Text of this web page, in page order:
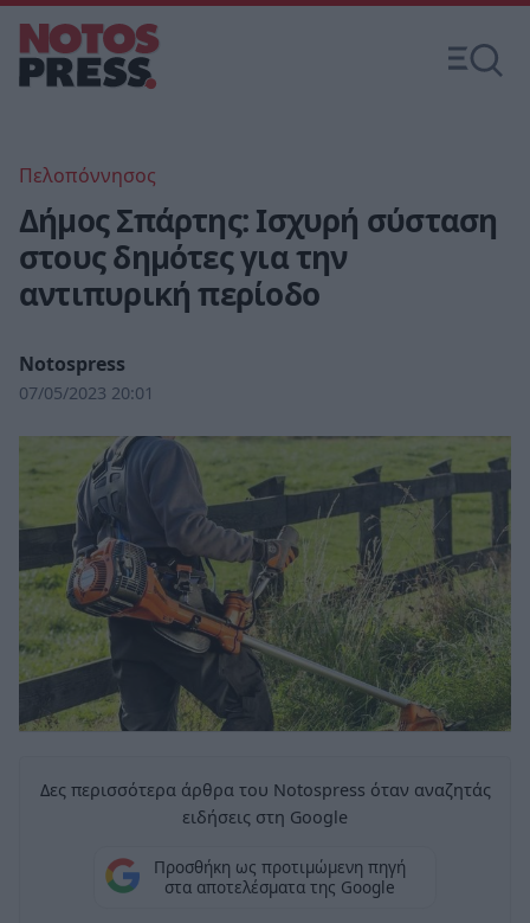
Πελοπόννησος
Δήμος Σπάρτης: Ισχυρή σύσταση
στους δημότες για την
αντιπυρική περίοδο
Notospress
07/05/2023 20:01
Δες περισσότερα άρθρα του Notospress όταν αναζητάς
ειδήσεις στη Google
Προσθήκη ως προτιμώμενη πηγή
στα αποτελέσματα της Google